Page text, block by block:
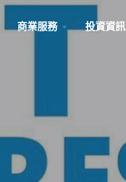
商業服務 投資資訊